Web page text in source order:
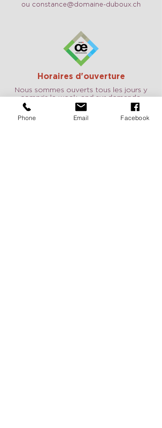
ou constance@domaine-duboux.ch
Horaires d'ouverture
Nous sommes ouverts tous les jours y
compris le week-end sur demande.
N'hésitez pas à nous contacter pour
convenir d'un RDV.
Vacances 2026:du 25 août au 2
Phone Email Facebook